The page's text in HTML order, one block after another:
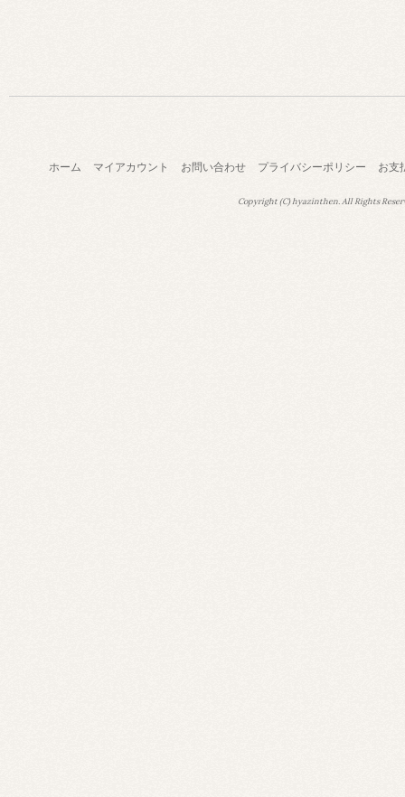
ホーム マイアカウント お問い合わせ プライバシーポリシー お支
Copyright (C) hyazinthen. All Rights